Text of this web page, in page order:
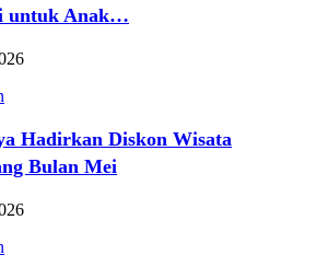
untuk Anak…
Hadirkan Diskon Wisata
Bulan Mei